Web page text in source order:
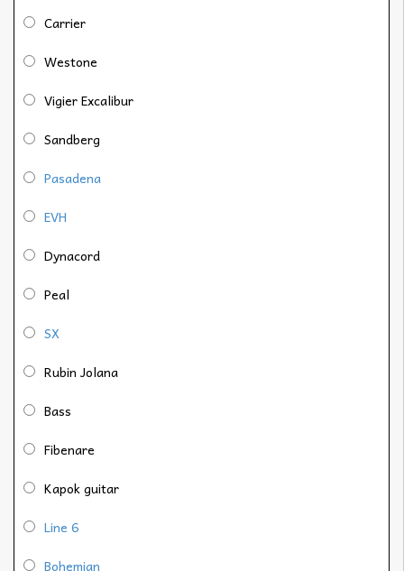
Carrier
Westone
Vigier Excalibur
Sandberg
Pasadena
EVH
Dynacord
Peal
SX
Rubin Jolana
Bass
Fibenare
Kapok guitar
Line 6
Bohemian